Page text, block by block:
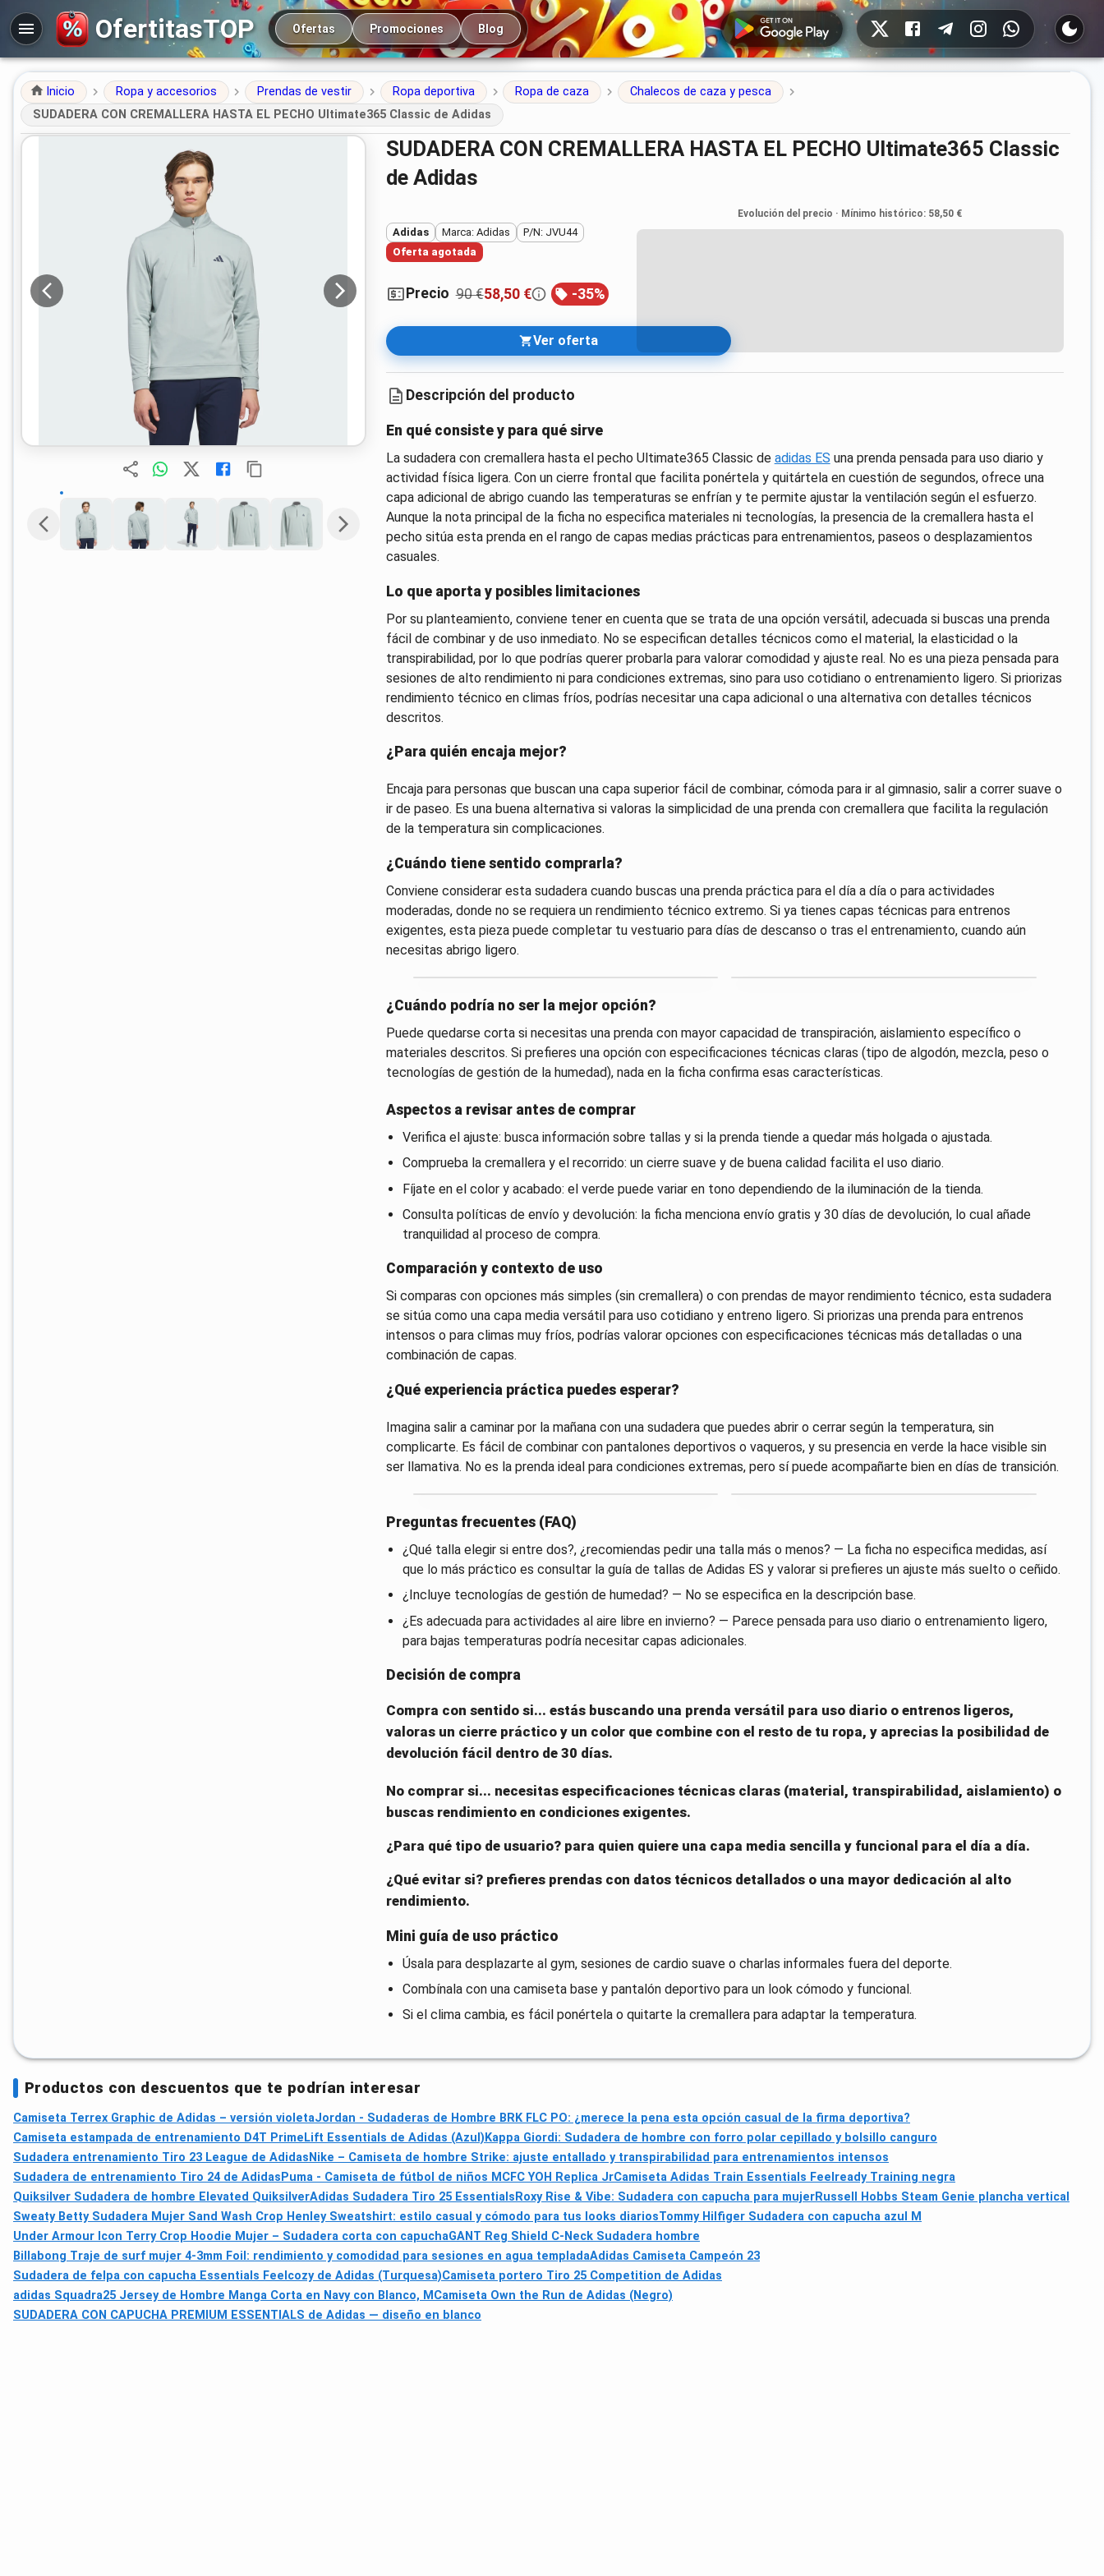
OfertitasTOP Navegación principal
Ofertas Promociones Blog
Redes sociales
Inicio Ropa y accesorios Prendas de vestir Ropa deportiva Ropa de caza
Chalecos de caza y pesca
SUDADERA CON CREMALLERA HASTA EL PECHO Ultimate365 Classic de Adidas
SUDADERA CON CREMALLERA HASTA EL PECHO Ultimate365 Classic
de Adidas
Adidas Marca: Adidas
P/N: JVU44
Oferta agotada
Precio 90 €58,50 € -35%
Ver oferta
Evolución del precio · Mínimo histórico: 58,50 €
Descripción del producto
En qué consiste y para qué sirve
La sudadera con cremallera hasta el pecho Ultimate365 Classic de adidas ES una prenda pensada para uso diario y
actividad física ligera. Con un cierre frontal que facilita ponértela y quitártela en cuestión de segundos, ofrece una
capa adicional de abrigo cuando las temperaturas se enfrían y te permite ajustar la ventilación según el esfuerzo.
Aunque la nota principal de la ficha no especifica materiales ni tecnologías, la presencia de la cremallera hasta el
pecho sitúa esta prenda en el rango de capas medias prácticas para entrenamientos, paseos o desplazamientos
casuales.
Lo que aporta y posibles limitaciones
Por su planteamiento, conviene tener en cuenta que se trata de una opción versátil, adecuada si buscas una prenda
fácil de combinar y de uso inmediato. No se especifican detalles técnicos como el material, la elasticidad o la
transpirabilidad, por lo que podrías querer probarla para valorar comodidad y ajuste real. No es una pieza pensada para
sesiones de alto rendimiento ni para condiciones extremas, sino para uso cotidiano o entrenamiento ligero. Si priorizas
rendimiento técnico en climas fríos, podrías necesitar una capa adicional o una alternativa con detalles técnicos
descritos.
¿Para quién encaja mejor?
Encaja para personas que buscan una capa superior fácil de combinar, cómoda para ir al gimnasio, salir a correr suave o
ir de paseo. Es una buena alternativa si valoras la simplicidad de una prenda con cremallera que facilita la regulación
de la temperatura sin complicaciones.
¿Cuándo tiene sentido comprarla?
Conviene considerar esta sudadera cuando buscas una prenda práctica para el día a día o para actividades
moderadas, donde no se requiera un rendimiento técnico extremo. Si ya tienes capas técnicas para entrenos
exigentes, esta pieza puede completar tu vestuario para días de descanso o tras el entrenamiento, cuando aún
necesitas abrigo ligero.
¿Cuándo podría no ser la mejor opción?
Puede quedarse corta si necesitas una prenda con mayor capacidad de transpiración, aislamiento específico o
materiales descritos. Si prefieres una opción con especificaciones técnicas claras (tipo de algodón, mezcla, peso o
tecnologías de gestión de la humedad), nada en la ficha confirma esas características.
Aspectos a revisar antes de comprar
Verifica el ajuste: busca información sobre tallas y si la prenda tiende a quedar más holgada o ajustada.
Comprueba la cremallera y el recorrido: un cierre suave y de buena calidad facilita el uso diario.
Fíjate en el color y acabado: el verde puede variar en tono dependiendo de la iluminación de la tienda.
Consulta políticas de envío y devolución: la ficha menciona envío gratis y 30 días de devolución, lo cual añade
tranquilidad al proceso de compra.
Comparación y contexto de uso
Si comparas con opciones más simples (sin cremallera) o con prendas de mayor rendimiento técnico, esta sudadera
se sitúa como una capa media versátil para uso cotidiano y entreno ligero. Si priorizas una prenda para entrenos
intensos o para climas muy fríos, podrías valorar opciones con especificaciones técnicas más detalladas o una
combinación de capas.
¿Qué experiencia práctica puedes esperar?
Imagina salir a caminar por la mañana con una sudadera que puedes abrir o cerrar según la temperatura, sin
complicarte. Es fácil de combinar con pantalones deportivos o vaqueros, y su presencia en verde la hace visible sin
ser llamativa. No es la prenda ideal para condiciones extremas, pero sí puede acompañarte bien en días de transición.
Preguntas frecuentes (FAQ)
¿Qué talla elegir si entre dos?, ¿recomiendas pedir una talla más o menos? — La ficha no especifica medidas, así
que lo más práctico es consultar la guía de tallas de Adidas ES y valorar si prefieres un ajuste más suelto o ceñido.
¿Incluye tecnologías de gestión de humedad? — No se especifica en la descripción base.
¿Es adecuada para actividades al aire libre en invierno? — Parece pensada para uso diario o entrenamiento ligero,
para bajas temperaturas podría necesitar capas adicionales.
Decisión de compra
Compra con sentido si... estás buscando una prenda versátil para uso diario o entrenos ligeros,
valoras un cierre práctico y un color que combine con el resto de tu ropa, y aprecias la posibilidad de
devolución fácil dentro de 30 días.
No comprar si... necesitas especificaciones técnicas claras (material, transpirabilidad, aislamiento) o
buscas rendimiento en condiciones exigentes.
¿Para qué tipo de usuario? para quien quiere una capa media sencilla y funcional para el día a día.
¿Qué evitar si? prefieres prendas con datos técnicos detallados o una mayor dedicación al alto
rendimiento.
Mini guía de uso práctico
Úsala para desplazarte al gym, sesiones de cardio suave o charlas informales fuera del deporte.
Combínala con una camiseta base y pantalón deportivo para un look cómodo y funcional.
Si el clima cambia, es fácil ponértela o quitarte la cremallera para adaptar la temperatura.
Productos con descuentos que te podrían interesar
Camiseta Terrex Graphic de Adidas – versión violetaJordan - Sudaderas de Hombre BRK FLC PO: ¿merece la pena esta opción casual de la firma deportiva?
Camiseta estampada de entrenamiento D4T PrimeLift Essentials de Adidas (Azul) Kappa Giordi: Sudadera de hombre con forro polar cepillado y bolsillo canguro
Sudadera entrenamiento Tiro 23 League de Adidas Nike – Camiseta de hombre Strike: ajuste entallado y transpirabilidad para entrenamientos intensos
Sudadera de entrenamiento Tiro 24 de Adidas Puma - Camiseta de fútbol de niños MCFC YOH Replica JrCamiseta Adidas Train Essentials Feelready Training negra
Quiksilver Sudadera de hombre Elevated QuiksilverAdidas Sudadera Tiro 25 Essentials Roxy Rise & Vibe: Sudadera con capucha para mujerRussell Hobbs Steam Genie plancha vertical
Sweaty Betty Sudadera Mujer Sand Wash Crop Henley Sweatshirt: estilo casual y cómodo para tus looks diariosTommy Hilfiger Sudadera con capucha azul M
Under Armour Icon Terry Crop Hoodie Mujer – Sudadera corta con capuchaGANT Reg Shield C-Neck Sudadera hombre
Billabong Traje de surf mujer 4-3mm Foil: rendimiento y comodidad para sesiones en agua templadaAdidas Camiseta Campeón 23
Sudadera de felpa con capucha Essentials Feelcozy de Adidas (Turquesa)Camiseta portero Tiro 25 Competition de Adidas
adidas Squadra25 Jersey de Hombre Manga Corta en Navy con Blanco, M Camiseta Own the Run de Adidas (Negro)
SUDADERA CON CAPUCHA PREMIUM ESSENTIALS de Adidas — diseño en blanco